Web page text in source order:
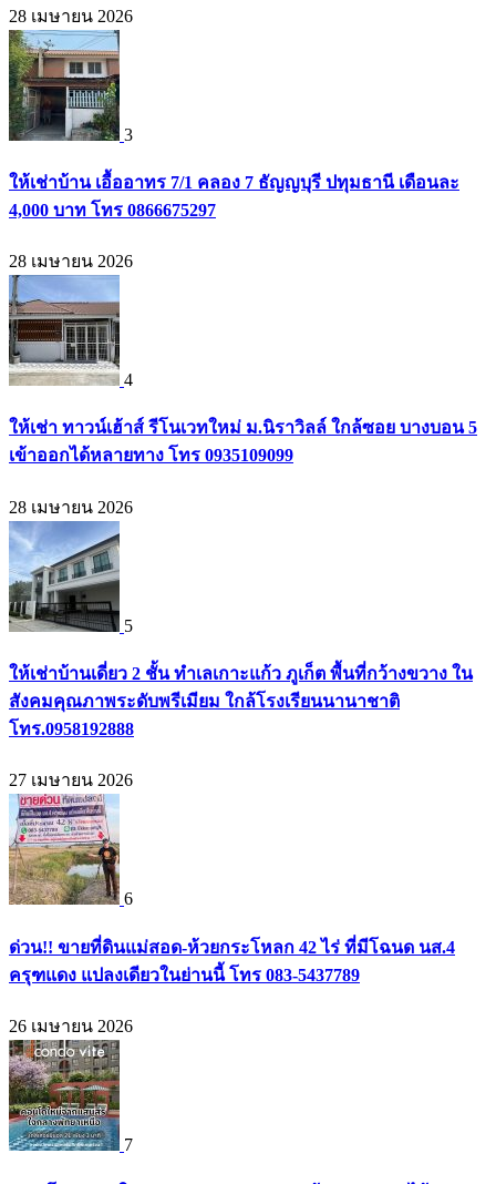
28 เมษายน 2026
3
ให้เช่าบ้าน เอื้ออาทร 7/1 คลอง 7 ธัญญบุรี ปทุมธานี เดือนละ
4,000 บาท โทร 0866675297
28 เมษายน 2026
4
ให้เช่า ทาวน์เฮ้าส์ รีโนเวทใหม่ ม.นิราวิลล์ ใกล้ซอย บางบอน 5
เข้าออกได้หลายทาง โทร 0935109099
28 เมษายน 2026
5
ให้เช่าบ้านเดี่ยว 2 ชั้น ทำเลเกาะแก้ว ภูเก็ต พื้นที่กว้างขวาง ใน
สังคมคุณภาพระดับพรีเมียม ใกล้โรงเรียนนานาชาติ
โทร.0958192888
27 เมษายน 2026
6
ด่วน!! ขายที่ดินแม่สอด-ห้วยกระโหลก 42 ไร่ ที่มีโฉนด นส.4
ครุฑแดง แปลงเดียวในย่านนี้ โทร 083-5437789
26 เมษายน 2026
7